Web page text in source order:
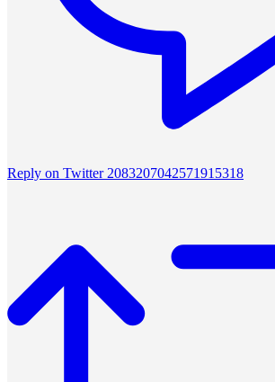
Reply on Twitter 2083207042571915318